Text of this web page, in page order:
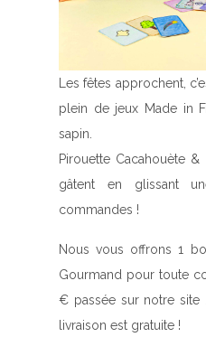
Les fêtes approchent,
plein de jeux Made in
sapin.
Pirouette Cacahouète &
gâtent en glissant
commandes !
Nous vous offrons 1
Gourmand pour toute
€ passée sur notre site
livraison est gratuite !